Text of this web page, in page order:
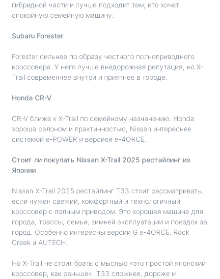
гибридной части и лучше подходит тем, кто хочет
спокойную семейную машину.
Subaru Forester
Forester сильнее по образу честного полноприводного
кроссовера. У него лучше внедорожная репутация, но X-
Trail современнее внутри и приятнее в городе.
Honda CR-V
CR-V ближе к X-Trail по семейному назначению. Honda
хороша салоном и практичностью, Nissan интереснее
системой e-POWER и версией e-4ORCE.
Стоит ли покупать Nissan X-Trail 2025 рестайлинг из
Японии
Nissan X-Trail 2025 рестайлинг T33 стоит рассматривать,
если нужен свежий, комфортный и технологичный
кроссовер с полным приводом. Это хорошая машина для
города, трассы, семьи, зимней эксплуатации и поездок за
город. Особенно интересны версии G e-4ORCE, Rock
Creek и AUTECH.
Но X-Trail не стоит брать с мыслью «это простой японский
кроссовер, как раньше». T33 сложнее, дороже и